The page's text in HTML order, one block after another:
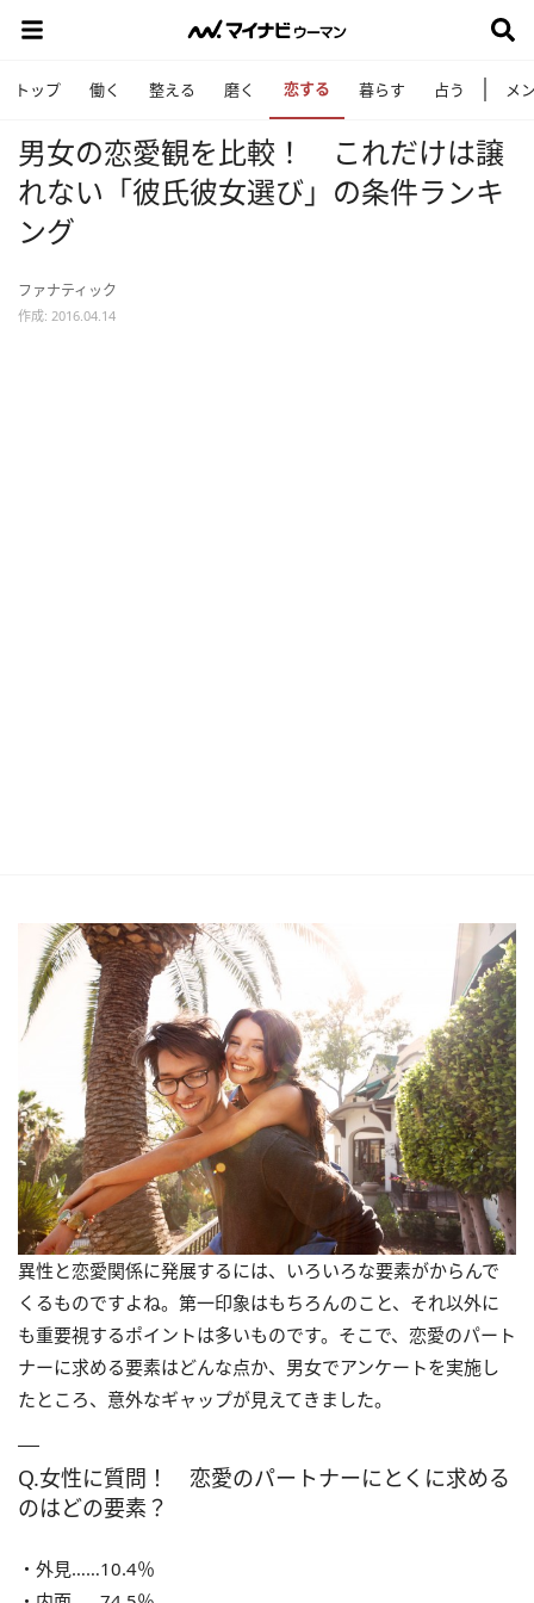
トップ 働く 整える 磨く 恋する 暮らす 占う メ
男女の恋愛観を比較！ これだけは譲
れない「彼氏彼女選び」の条件ランキ
ング
ファナティック
作成: 2016.04.14
異性と恋愛関係に発展するには、いろいろな要素がからんで
くるものですよね。第一印象はもちろんのこと、それ以外に
も重要視するポイントは多いものです。そこで、恋愛のパート
ナーに求める要素はどんな点か、男女でアンケートを実施し
たところ、意外なギャップが見えてきました。
Q.女性に質問！ 恋愛のパートナーにとくに求める
のはどの要素？
・外見……10.4％